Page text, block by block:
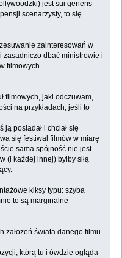
jest sui generis
scenarzysty, to się
zainteresowań w
zasadniczo dbać ministrowie i
filmowych.
filmowych, jaki odczuwam,
na przykładach, jeśli to
posiadał i chciał się
się festiwal filmów w miarę
sama spójność nie jest
(i każdej innej) byłby siłą
kiksy typu: szyba
to są marginalne
założeń świata danego filmu.
którą tu i ówdzie ogląda